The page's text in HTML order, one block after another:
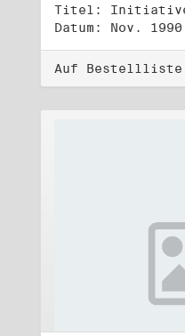
Datum: Nov.
Auf Bestellliste